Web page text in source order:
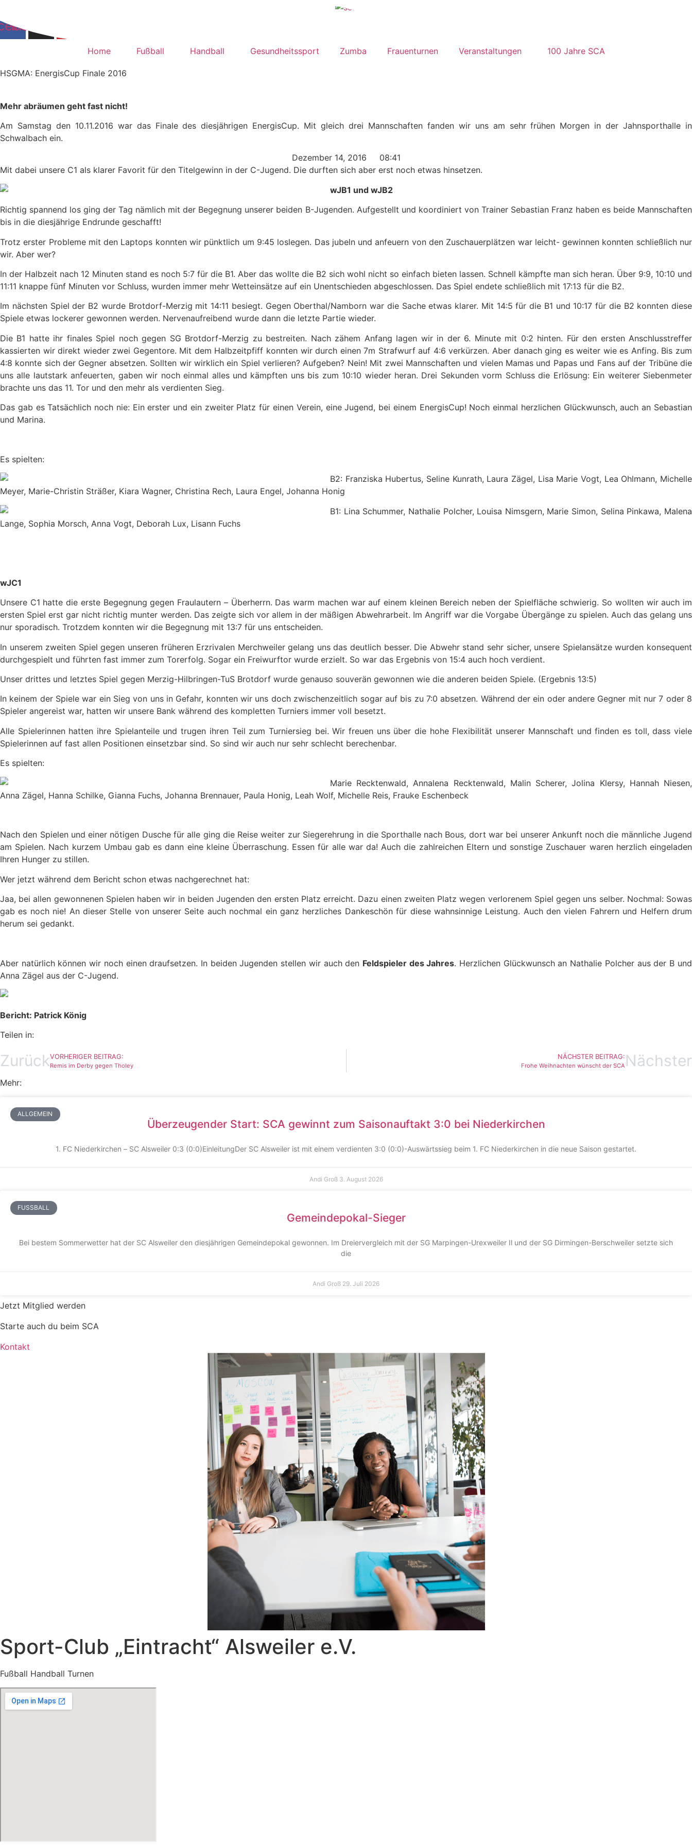
Inhalt
springen
Instagram
Home Fußball Handball Gesundheitssport Zumba Frauenturnen Veranstaltungen 100 Jahre SCA
HSGMA: EnergisCup Finale 2016
Mehr abräumen geht fast nicht!
Am Samstag den 10.11.2016 war das Finale des diesjährigen EnergisCup. Mit gleich drei Mannschaften fanden wir uns am sehr frühen Morgen in der Jahnsporthalle in
Schwalbach ein.
Dezember 14, 2016
08:41
Mit dabei unsere C1 als klarer Favorit für den Titelgewinn in der C-Jugend. Die durften sich aber erst noch etwas hinsetzen.
wJB1 und wJB2
Richtig spannend los ging der Tag nämlich mit der Begegnung unserer beiden B-Jugenden. Aufgestellt und koordiniert von Trainer Sebastian Franz haben es beide Mannschaften
bis in die diesjährige Endrunde geschafft!
Trotz erster Probleme mit den Laptops konnten wir pünktlich um 9:45 loslegen. Das jubeln und anfeuern von den Zuschauerplätzen war leicht- gewinnen konnten schließlich nur
wir. Aber wer?
In der Halbzeit nach 12 Minuten stand es noch 5:7 für die B1. Aber das wollte die B2 sich wohl nicht so einfach bieten lassen. Schnell kämpfte man sich heran. Über 9:9, 10:10 und
11:11 knappe fünf Minuten vor Schluss, wurden immer mehr Wetteinsätze auf ein Unentschieden abgeschlossen. Das Spiel endete schließlich mit 17:13 für die B2.
Im nächsten Spiel der B2 wurde Brotdorf-Merzig mit 14:11 besiegt. Gegen Oberthal/Namborn war die Sache etwas klarer. Mit 14:5 für die B1 und 10:17 für die B2 konnten diese
Spiele etwas lockerer gewonnen werden. Nervenaufreibend wurde dann die letzte Partie wieder.
Die B1 hatte ihr finales Spiel noch gegen SG Brotdorf-Merzig zu bestreiten. Nach zähem Anfang lagen wir in der 6. Minute mit 0:2 hinten. Für den ersten Anschlusstreffer
kassierten wir direkt wieder zwei Gegentore. Mit dem Halbzeitpfiff konnten wir durch einen 7m Strafwurf auf 4:6 verkürzen. Aber danach ging es weiter wie es Anfing. Bis zum
4:8 konnte sich der Gegner absetzen. Sollten wir wirklich ein Spiel verlieren? Aufgeben? Nein! Mit zwei Mannschaften und vielen Mamas und Papas und Fans auf der Tribüne die
uns alle lautstark anfeuerten, gaben wir noch einmal alles und kämpften uns bis zum 10:10 wieder heran. Drei Sekunden vorm Schluss die Erlösung: Ein weiterer Siebenmeter
brachte uns das 11. Tor und den mehr als verdienten Sieg.
Das gab es Tatsächlich noch nie: Ein erster und ein zweiter Platz für einen Verein, eine Jugend, bei einem EnergisCup! Noch einmal herzlichen Glückwunsch, auch an Sebastian
und Marina.
Es spielten:
B2: Franziska Hubertus, Seline Kunrath, Laura Zägel, Lisa Marie Vogt, Lea Ohlmann, Michelle
Meyer, Marie-Christin Sträßer, Kiara Wagner, Christina Rech, Laura Engel, Johanna Honig
B1: Lina Schummer, Nathalie Polcher, Louisa Nimsgern, Marie Simon, Selina Pinkawa, Malena
Lange, Sophia Morsch, Anna Vogt, Deborah Lux, Lisann Fuchs
wJC1
Unsere C1 hatte die erste Begegnung gegen Fraulautern – Überherrn. Das warm machen war auf einem kleinen Bereich neben der Spielfläche schwierig. So wollten wir auch im
ersten Spiel erst gar nicht richtig munter werden. Das zeigte sich vor allem in der mäßigen Abwehrarbeit. Im Angriff war die Vorgabe Übergänge zu spielen. Auch das gelang uns
nur sporadisch. Trotzdem konnten wir die Begegnung mit 13:7 für uns entscheiden.
In unserem zweiten Spiel gegen unseren früheren Erzrivalen Merchweiler gelang uns das deutlich besser. Die Abwehr stand sehr sicher, unsere Spielansätze wurden konsequent
durchgespielt und führten fast immer zum Torerfolg. Sogar ein Freiwurftor wurde erzielt. So war das Ergebnis von 15:4 auch hoch verdient.
Unser drittes und letztes Spiel gegen Merzig-Hilbringen-TuS Brotdorf wurde genauso souverän gewonnen wie die anderen beiden Spiele. (Ergebnis 13:5)
In keinem der Spiele war ein Sieg von uns in Gefahr, konnten wir uns doch zwischenzeitlich sogar auf bis zu 7:0 absetzen. Während der ein oder andere Gegner mit nur 7 oder 8
Spieler angereist war, hatten wir unsere Bank während des kompletten Turniers immer voll besetzt.
Alle Spielerinnen hatten ihre Spielanteile und trugen ihren Teil zum Turniersieg bei. Wir freuen uns über die hohe Flexibilität unserer Mannschaft und finden es toll, dass viele
Spielerinnen auf fast allen Positionen einsetzbar sind. So sind wir auch nur sehr schlecht berechenbar.
Es spielten:
Marie Recktenwald, Annalena Recktenwald, Malin Scherer, Jolina Klersy, Hannah Niesen,
Anna Zägel, Hanna Schilke, Gianna Fuchs, Johanna Brennauer, Paula Honig, Leah Wolf, Michelle Reis, Frauke Eschenbeck
Nach den Spielen und einer nötigen Dusche für alle ging die Reise weiter zur Siegerehrung in die Sporthalle nach Bous, dort war bei unserer Ankunft noch die männliche Jugend
am Spielen. Nach kurzem Umbau gab es dann eine kleine Überraschung. Essen für alle war da! Auch die zahlreichen Eltern und sonstige Zuschauer waren herzlich eingeladen
Ihren Hunger zu stillen.
Wer jetzt während dem Bericht schon etwas nachgerechnet hat:
Jaa, bei allen gewonnenen Spielen haben wir in beiden Jugenden den ersten Platz erreicht. Dazu einen zweiten Platz wegen verlorenem Spiel gegen uns selber. Nochmal: Sowas
gab es noch nie! An dieser Stelle von unserer Seite auch nochmal ein ganz herzliches Dankeschön für diese wahnsinnige Leistung. Auch den vielen Fahrern und Helfern drum
herum sei gedankt.
Aber natürlich können wir noch einen draufsetzen. In beiden Jugenden stellen wir auch den Feldspieler des Jahres. Herzlichen Glückwunsch an Nathalie Polcher aus der B und
Anna Zägel aus der C-Jugend.
Bericht: Patrick König
Teilen in:
ZurückVORHERIGER BEITRAG:
Remis im Derby gegen Tholey
NÄCHSTER BEITRAG:
Frohe Weihnachten wünscht der SCA Nächster
Mehr:
ALLGEMEIN
Überzeugender Start: SCA gewinnt zum Saisonauftakt 3:0 bei Niederkirchen
1. FC Niederkirchen – SC Alsweiler 0:3 (0:0)EinleitungDer SC Alsweiler ist mit einem verdienten 3:0 (0:0)-Auswärtssieg beim 1. FC Niederkirchen in die neue Saison gestartet.
Andi Groß 3. August 2026
FUSSBALL
Gemeindepokal-Sieger
Bei bestem Sommerwetter hat der SC Alsweiler den diesjährigen Gemeindepokal gewonnen. Im Dreiervergleich mit der SG Marpingen-Urexweiler Il und der SG Dirmingen-Berschweiler setzte sich
die
Andi Groß 29. Juli 2026
Jetzt Mitglied werden
Starte auch du beim SCA
Kontakt
Sport-Club „Eintracht“ Alsweiler e.V.
Fußball Handball Turnen